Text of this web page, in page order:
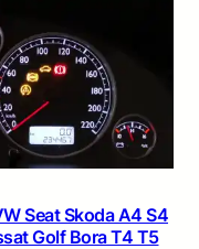
Seat Skoda A4 S4
Golf Bora T4 T5